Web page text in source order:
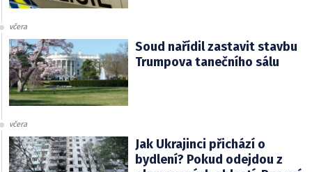
včera
Soud nařídil zastavit stavbu
Trumpova tanečního sálu
včera
Jak Ukrajinci přichází o
bydlení? Pokud odejdou z